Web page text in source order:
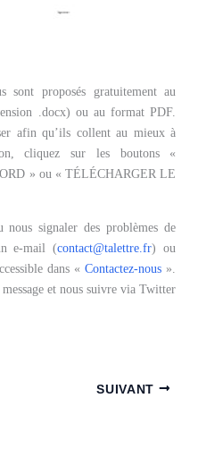
sont proposés gratuitement au
.docx) ou au format PDF.
afin qu’ils collent au mieux à
cliquez sur les boutons «
» ou « TÉLÉCHARGER LE
nous signaler des problèmes de
e-mail (contact@talettre.fr) ou
dans «Contactez-nous ».
et nous suivre via Twitter
SUIVANT